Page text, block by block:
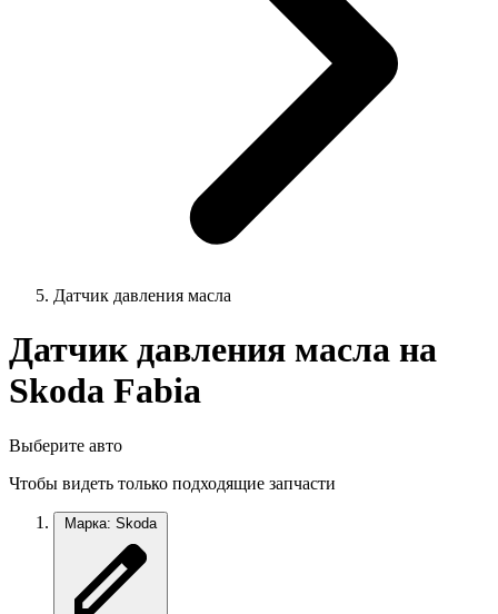
Датчик давления масла
Датчик давления масла на
Skoda Fabia
Выберите авто
Чтобы видеть только подходящие запчасти
Марка: Skoda